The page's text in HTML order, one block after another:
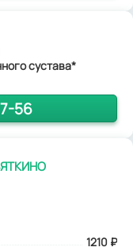
сустава*
56
1210 ₽